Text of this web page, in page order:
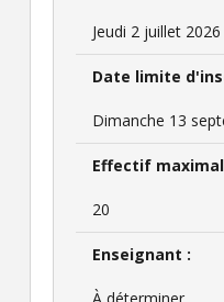
Jeudi 2 juillet 2026
Date limite
Dimanche 13
Effectif
20
Enseignant :